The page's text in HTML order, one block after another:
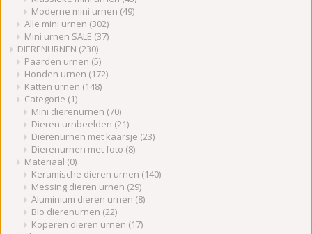
Moderne mini urnen (49)
Alle mini urnen (302)
Mini urnen SALE (37)
DIERENURNEN (230)
Paarden urnen (5)
Honden urnen (172)
Katten urnen (148)
Categorie (1)
Mini dierenurnen (70)
Dieren urnbeelden (21)
Dierenurnen met kaarsje (23)
Dierenurnen met foto (8)
Materiaal (0)
Keramische dieren urnen (140)
Messing dieren urnen (29)
Aluminium dieren urnen (8)
Bio dierenurnen (22)
Koperen dieren urnen (17)